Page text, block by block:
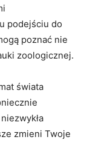
podejściu do
poznać nie
zoologicznej.
świata‌
zmieni⁣ Twoje